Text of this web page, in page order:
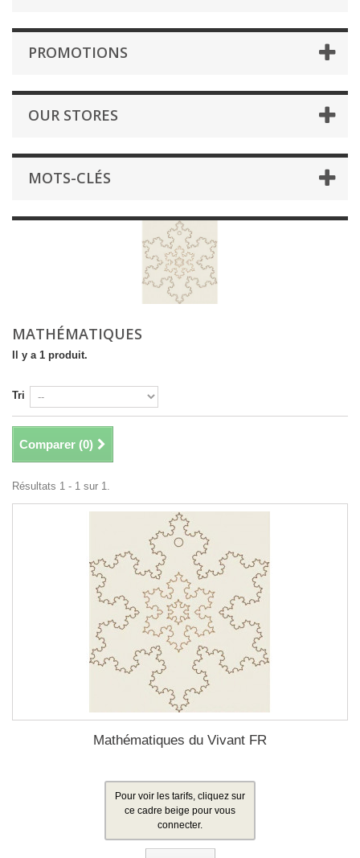
PROMOTIONS
OUR STORES
MOTS-CLÉS
MATHÉMATIQUES
Il y a 1 produit.
Tri
Comparer (0)
Résultats 1 - 1 sur 1.
Mathématiques du Vivant FR
Pour voir les tarifs, cliquez sur
ce cadre beige pour vous
connecter.